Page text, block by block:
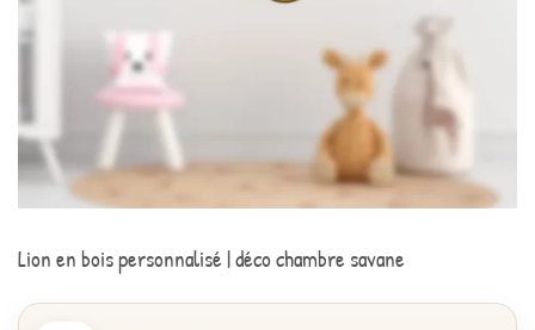
Lion en bois personnalisé | déco chambre savane